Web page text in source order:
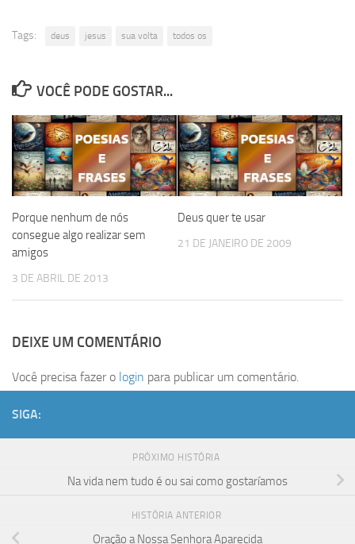
Tags: deus jesus sua volta todos os
VOCÊ PODE GOSTAR...
Porque nenhum de nós
consegue algo realizar sem
amigos
3 DE ABRIL DE 2013
Deus quer te usar
21 DE JANEIRO DE 2009
DEIXE UM COMENTÁRIO
Você precisa fazer o login para publicar um comentário.
SIGA:
PRÓXIMO HISTÓRIA
Na vida nem tudo é ou sai como gostaríamos
HISTÓRIA ANTERIOR
Oração a Nossa Senhora Aparecida